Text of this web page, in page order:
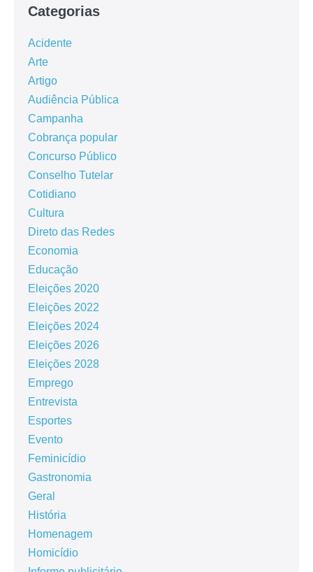
Categorias
Acidente
Arte
Artigo
Audiência Pública
Campanha
Cobrança popular
Concurso Público
Conselho Tutelar
Cotidiano
Cultura
Direto das Redes
Economia
Educação
Eleições 2020
Eleições 2022
Eleições 2024
Eleições 2026
Eleições 2028
Emprego
Entrevista
Esportes
Evento
Feminicídio
Gastronomia
Geral
História
Homenagem
Homicídio